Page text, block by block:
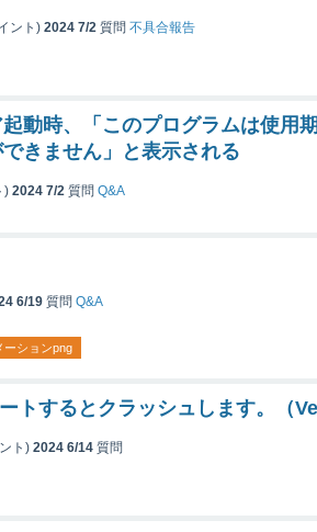
ント) 2024 7/2 質問 不具合報告
動時、「このプログラムは使用
きません」と表示される
) 2024 7/2 質問 Q&A
6/19 質問 Q&A
ーションpng
トするとクラッシュします。（
ト) 2024 6/14 質問